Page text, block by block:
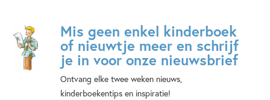
Mis geen enkel kinderboek
of nieuwtje meer en schrijf
je in voor onze nieuwsbrief
Ontvang elke twee weken nieuws,
kinderboekentips en inspiratie!